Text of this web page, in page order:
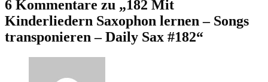
6 Kommentare zu „182 Mit
Kinderliedern Saxophon lernen – Songs
transponieren – Daily Sax #182“